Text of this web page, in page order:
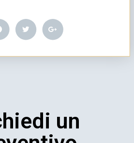
un